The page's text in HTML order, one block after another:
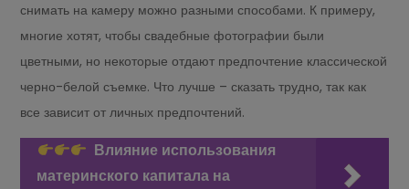
снимать на камеру можно разными способами. К примеру,
многие хотят, чтобы свадебные фотографии были
цветными, но некоторые отдают предпочтение классической
черно-белой съемке. Что лучше – сказать трудно, так как
все зависит от личных предпочтений.
Влияние использования
материнского капитала на